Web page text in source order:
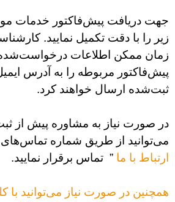
دریافت پیش‌فاکتور خدمات مورد
را با دقت تکمیل نمایید. کارشناسان
ممکن اطلاعات درخواست‌شده
مربوطه را به آدرس ایمیل
ارسال خواهند کرد.
صورت نیاز به مشاوره پیش از ثبت
از طریق شماره‌ تماس‌های
با ما ” تماس برقرار نمایید.
در صورت نیاز می‌توانید با